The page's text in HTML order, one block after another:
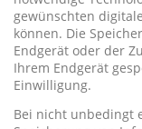
gewünschten
können. Die
Endgerät oder der
Ihrem Endgerät
Einwilligung.
Bei nicht unbedingt